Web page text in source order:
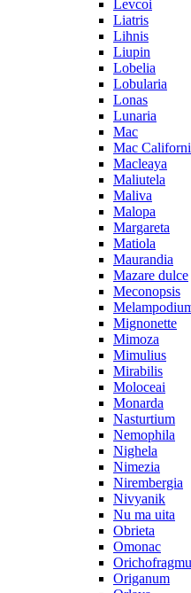
Levcoi
Liatris
Lihnis
Liupin
Lobelia
Lobularia
Lonas
Lunaria
Mac
Mac
Macleaya
Maliutela
Maliva
Malopa
Margareta
Matiola
Maurandia
Mazare dulce
Meconopsis
Mignonette
Mimoza
Mimulius
Mirabilis
Moloceai
Monarda
Nasturtium
Nemophila
Nighela
Nimezia
Nirembergia
Nivyanik
Nu ma uita
Obrieta
Omonac
Origanum